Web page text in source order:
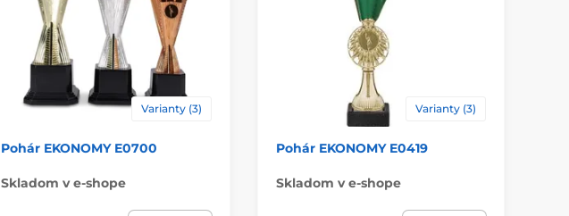
Varianty (3)
Pohár EKONOMY E0700
Skladom v e-shope
Varianty (3)
Pohár EKONOMY E0419
Skladom v e-shope